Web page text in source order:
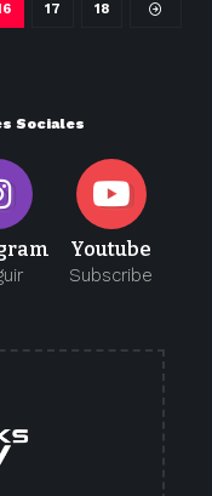
17 18
Sociales
Youtube
Subscribe